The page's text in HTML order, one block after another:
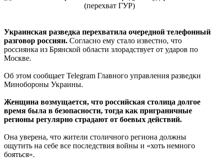
Украинская разведка перехватила очередной телефонный
разговор россиян. Согласно ему стало известно, что
россиянка из Брянской области злорадствует от ударов по
Москве.
Об этом сообщает Telegram Главного управления разведки
Минобороны Украины.
Женщина возмущается, что российская столица долгое
время была в безопасности, тогда как приграничные
регионы регулярно страдают от боевых действий.
Она уверена, что жители столичного региона должны
ощутить на себе все последствия войны и «хоть немного
бояться».